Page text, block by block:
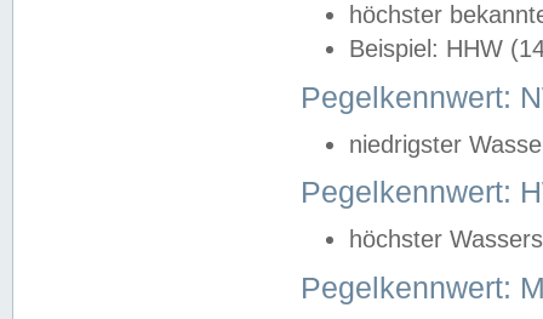
höchster
Beispiel: HHW
Pegelkennwert:
niedrigster
Pegelkennwert:
höchster
Pegelkennwert: